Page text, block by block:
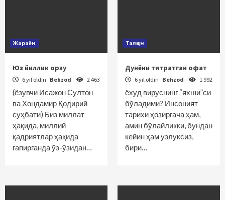
Жараён
Юз йиллик орзу
6 yil oldin Behzod 2 463
(ёзувчи Исажон Султон
ва Хондамир Қодирий
суҳбати) Биз миллат
ҳақида, миллий
қадриятлар ҳақида
гапирганда ўз-ўзидан…
Талқин
Дунёни титратган офат
6 yil oldin Behzod 1 992
ёхуд вируснинг “яхши”си
бўладими? Инсоният
тарихи ҳозиргача ҳам,
амин бўлайликки, бундан
кейин ҳам узлуксиз,
бири…